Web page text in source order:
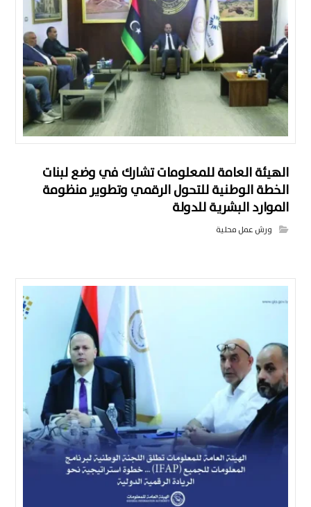
الهيئة العامة للمعلومات تشارك في وضع لبنات
الخطة الوطنية للتحول الرقمي وتطوير منظومة
الموارد البشرية للدولة
ورش عمل محلية